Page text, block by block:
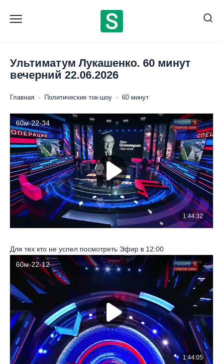
содержанию
Ультиматум Лукашенко. 60 минут
вечерний 22.06.2026
Главная › Политические ток-шоу › 60 минут
Для тех кто не успел посмотреть Эфир в 12:00